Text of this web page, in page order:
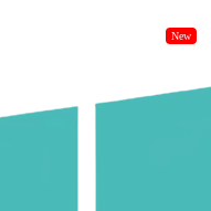
New